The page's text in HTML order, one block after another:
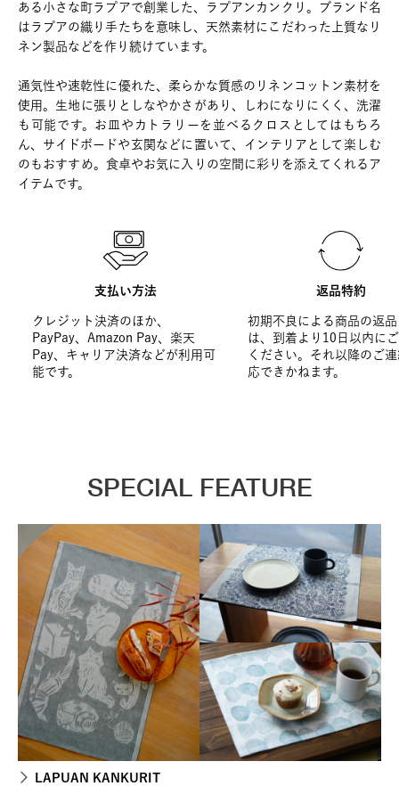
ある小さな町ラプアで創業した、ラプアンカンクリ。ブランド名
はラプアの織り手たちを意味し、天然素材にこだわった上質なリ
ネン製品などを作り続けています。
通気性や速乾性に優れた、柔らかな質感のリネンコットン素材を
使用。生地に張りとしなやかさがあり、しわになりにくく、洗濯
も可能です。お皿やカトラリーを並べるクロスとしてはもちろ
ん、サイドボードや玄関などに置いて、インテリアとして楽しむ
のもおすすめ。食卓やお気に入りの空間に彩りを添えてくれるア
イテムです。
支払い方法
クレジット決済のほか、
PayPay、Amazon Pay、楽天
Pay、キャリア決済などが利用可
能です。
返品特約
初期不良による商品の返
は、到着より10日以内に
ください。それ以降のご
応できかねます。
SPECIAL FEATURE
LAPUAN KANKURIT